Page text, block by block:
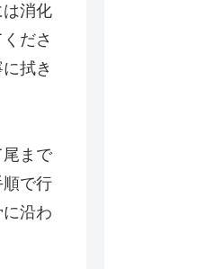
消化
ださ
拭き
まで
で行
沿わ